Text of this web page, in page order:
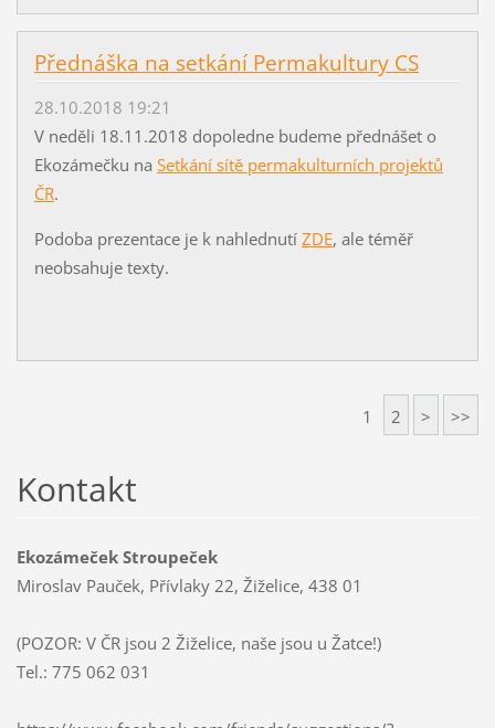
Přednáška na setkání Permakultury CS
28.10.2018 19:21
V neděli 18.11.2018 dopoledne budeme přednášet o
Ekozámečku na Setkání sítě permakulturních projektů
ČR.
Podoba prezentace je k nahlednutí ZDE, ale téměř
neobsahuje texty.
1 2 > >>
Kontakt
Ekozámeček Stroupeček
Miroslav Pauček, Přívlaky 22, Žiželice, 438 01
(POZOR: V ČR jsou 2 Žiželice, naše jsou u Žatce!)
Tel.: 775 062 031